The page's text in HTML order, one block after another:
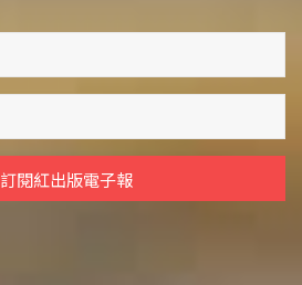
訂閱紅出版電子報